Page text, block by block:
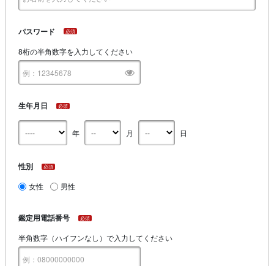
パスワード 必須
8桁の半角数字を入力してください
生年月日 必須
年 月 日
性別 必須
女性 男性
鑑定用電話番号 必須
半角数字（ハイフンなし）で入力してください